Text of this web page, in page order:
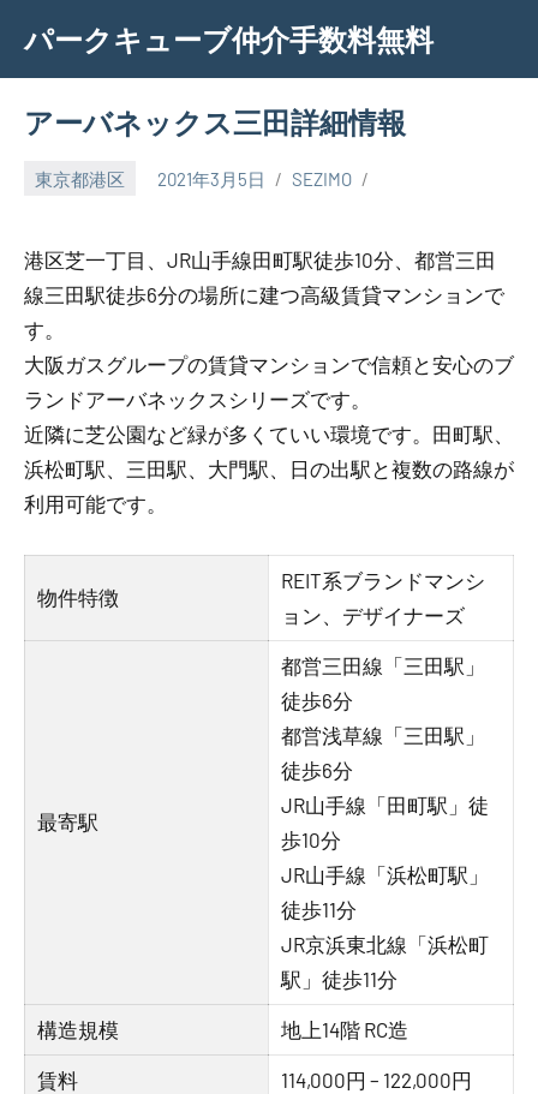
content
パークキューブ仲介手数料無料
アーバネックス三田詳細情報
東京都港区 2021年3月5日 SEZIMO
港区芝一丁目、JR山手線田町駅徒歩10分、都営三田
線三田駅徒歩6分の場所に建つ高級賃貸マンションで
す。
大阪ガスグループの賃貸マンションで信頼と安心のブ
ランドアーバネックスシリーズです。
近隣に芝公園など緑が多くていい環境です。田町駅、
浜松町駅、三田駅、大門駅、日の出駅と複数の路線が
利用可能です。
物件特徴
REIT系ブランドマンシ
ョン、デザイナーズ
最寄駅
都営三田線「三田駅」
徒歩6分
都営浅草線「三田駅」
徒歩6分
JR山手線「田町駅」徒
歩10分
JR山手線「浜松町駅」
徒歩11分
JR京浜東北線「浜松町
駅」徒歩11分
構造規模 地上14階 RC造
賃料 114,000円 – 122,000円